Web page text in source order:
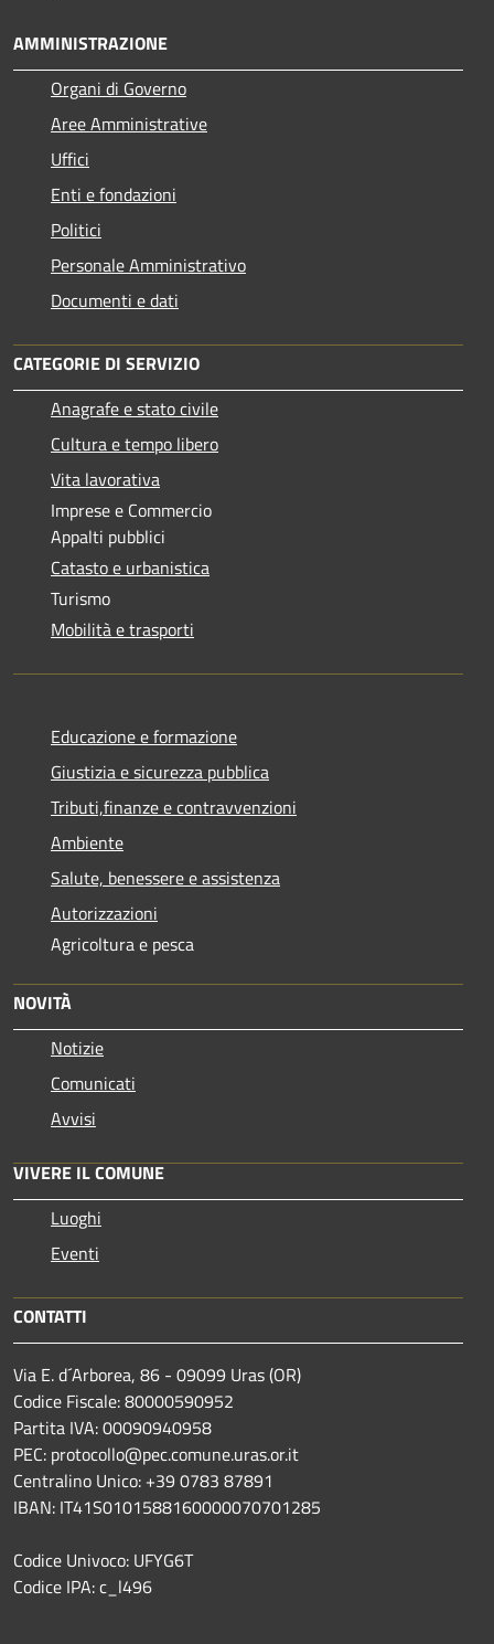
AMMINISTRAZIONE
Organi di Governo
Aree Amministrative
Uffici
Enti e fondazioni
Politici
Personale Amministrativo
Documenti e dati
CATEGORIE DI SERVIZIO
Anagrafe e stato civile
Cultura e tempo libero
Vita lavorativa
Imprese e Commercio
Appalti pubblici
Catasto e urbanistica
Turismo
Mobilità e trasporti
Educazione e formazione
Giustizia e sicurezza pubblica
Tributi,finanze e contravvenzioni
Ambiente
Salute, benessere e assistenza
Autorizzazioni
Agricoltura e pesca
NOVITÀ
Notizie
Comunicati
Avvisi
VIVERE IL COMUNE
Luoghi
Eventi
CONTATTI
Via E. d´Arborea, 86 - 09099 Uras (OR)
Codice Fiscale: 80000590952
Partita IVA: 00090940958
PEC: protocollo@pec.comune.uras.or.it
Centralino Unico: +39 0783 87891
IBAN: IT41S0101588160000070701285
Codice Univoco: UFYG6T
Codice IPA: c_l496